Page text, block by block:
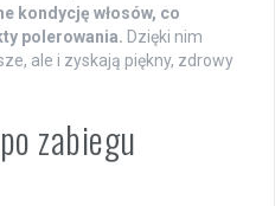
kondycję włosów, co
polerowania. Dzięki nim
ale i zyskają piękny, zdrowy
zabiegu